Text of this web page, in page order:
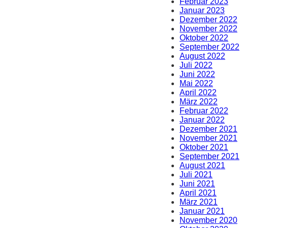
Januar 2023
Dezember 2022
November 2022
Oktober 2022
September 2022
August 2022
Juli 2022
Juni 2022
Mai 2022
April 2022
März 2022
Februar 2022
Januar 2022
Dezember 2021
November 2021
Oktober 2021
September 2021
August 2021
Juli 2021
Juni 2021
April 2021
März 2021
Januar 2021
November 2020